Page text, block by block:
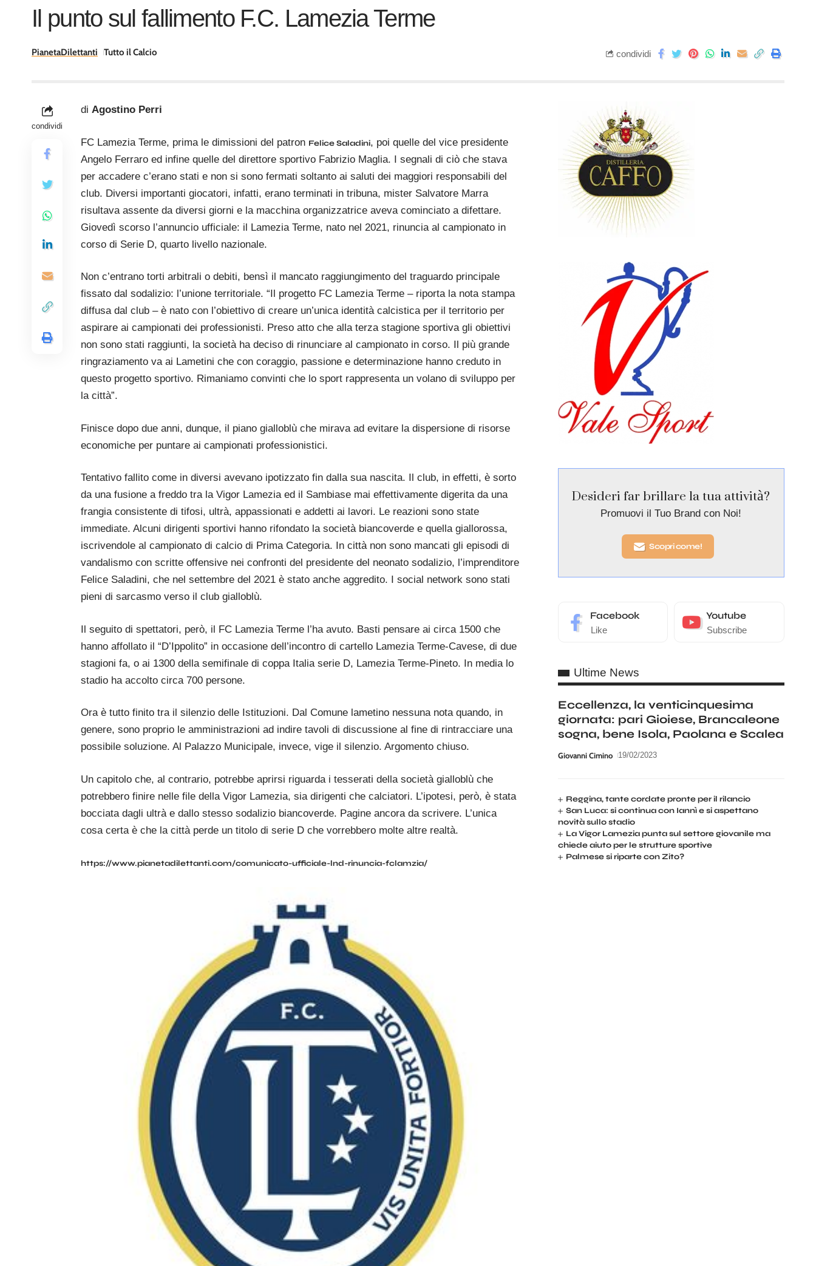
Il punto sul fallimento F.C. Lamezia Terme
PianetaDilettanti Tutto il Calcio condividi
condividi
di Agostino Perri
FC Lamezia Terme, prima le dimissioni del patron Felice Saladini, poi quelle del vice presidente
Angelo Ferraro ed infine quelle del direttore sportivo Fabrizio Maglia. I segnali di ciò che stava
per accadere c’erano stati e non si sono fermati soltanto ai saluti dei maggiori responsabili del
club. Diversi importanti giocatori, infatti, erano terminati in tribuna, mister Salvatore Marra
risultava assente da diversi giorni e la macchina organizzatrice aveva cominciato a difettare.
Giovedì scorso l’annuncio ufficiale: il Lamezia Terme, nato nel 2021, rinuncia al campionato in
corso di Serie D, quarto livello nazionale.
Non c’entrano torti arbitrali o debiti, bensì il mancato raggiungimento del traguardo principale
fissato dal sodalizio: l’unione territoriale. “Il progetto FC Lamezia Terme – riporta la nota stampa
diffusa dal club – è nato con l’obiettivo di creare un’unica identità calcistica per il territorio per
aspirare ai campionati dei professionisti. Preso atto che alla terza stagione sportiva gli obiettivi
non sono stati raggiunti, la società ha deciso di rinunciare al campionato in corso. Il più grande
ringraziamento va ai Lametini che con coraggio, passione e determinazione hanno creduto in
questo progetto sportivo. Rimaniamo convinti che lo sport rappresenta un volano di sviluppo per
la città”.
Finisce dopo due anni, dunque, il piano gialloblù che mirava ad evitare la dispersione di risorse
economiche per puntare ai campionati professionistici.
Tentativo fallito come in diversi avevano ipotizzato fin dalla sua nascita. Il club, in effetti, è sorto
da una fusione a freddo tra la Vigor Lamezia ed il Sambiase mai effettivamente digerita da una
frangia consistente di tifosi, ultrà, appassionati e addetti ai lavori. Le reazioni sono state
immediate. Alcuni dirigenti sportivi hanno rifondato la società biancoverde e quella giallorossa,
iscrivendole al campionato di calcio di Prima Categoria. In città non sono mancati gli episodi di
vandalismo con scritte offensive nei confronti del presidente del neonato sodalizio, l’imprenditore
Felice Saladini, che nel settembre del 2021 è stato anche aggredito. I social network sono stati
pieni di sarcasmo verso il club gialloblù.
Il seguito di spettatori, però, il FC Lamezia Terme l’ha avuto. Basti pensare ai circa 1500 che
hanno affollato il “D’Ippolito” in occasione dell’incontro di cartello Lamezia Terme-Cavese, di due
stagioni fa, o ai 1300 della semifinale di coppa Italia serie D, Lamezia Terme-Pineto. In media lo
stadio ha accolto circa 700 persone.
Ora è tutto finito tra il silenzio delle Istituzioni. Dal Comune lametino nessuna nota quando, in
genere, sono proprio le amministrazioni ad indire tavoli di discussione al fine di rintracciare una
possibile soluzione. Al Palazzo Municipale, invece, vige il silenzio. Argomento chiuso.
Un capitolo che, al contrario, potrebbe aprirsi riguarda i tesserati della società gialloblù che
potrebbero finire nelle file della Vigor Lamezia, sia dirigenti che calciatori. L’ipotesi, però, è stata
bocciata dagli ultrà e dallo stesso sodalizio biancoverde. Pagine ancora da scrivere. L’unica
cosa certa è che la città perde un titolo di serie D che vorrebbero molte altre realtà.
https://www.pianetadilettanti.com/comunicato-ufficiale-lnd-rinuncia-fclamzia/
Desideri far brillare la tua attività?
Promuovi il Tuo Brand con Noi!
Scopri come!
Facebook
Like
Youtube
Subscribe
Ultime News
Eccellenza, la venticinquesima
giornata: pari Gioiese, Brancaleone
sogna, bene Isola, Paolana e Scalea
Giovanni Cimino 19/02/2023
Reggina, tante cordate pronte per il rilancio
San Luca: si continua con Iannì e si aspettano
novità sullo stadio
La Vigor Lamezia punta sul settore giovanile ma
chiede aiuto per le strutture sportive
Palmese si riparte con Zito?